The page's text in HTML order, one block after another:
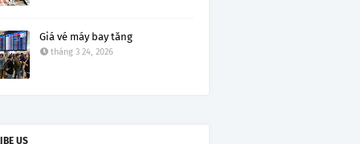
Giá vé máy bay tăng
tháng 3 24, 2026
US